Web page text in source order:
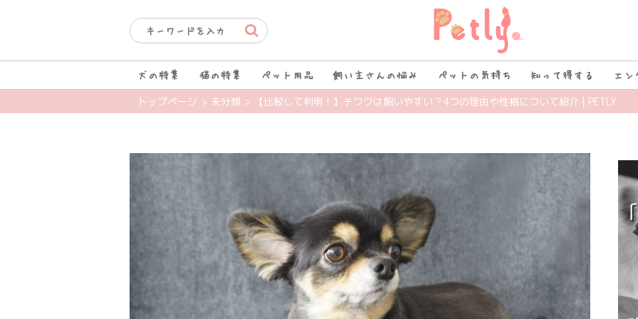
犬の特集 猫の特集 ペット用品 飼い主さんの悩み ペットの気持ち 知って得する エン
トップページ > 未分類 > 【比較して判明！】チワワは飼いやすい？4つの理由や性格について紹介 | PETLY